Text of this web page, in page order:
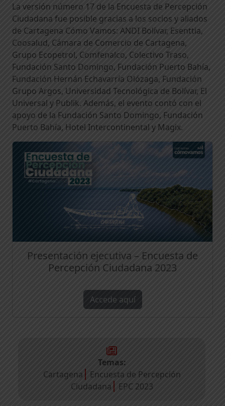
La versión número 17 de la Encuesta de Percepción
Ciudadana fue posible gracias a los socios y aliados
de Cartagena Cómo Vamos: ANDI Bolívar, Esenttia,
Coosalud, Cámara de Comercio de Cartagena,
Grupo Ecopetrol, Comfenalco, Colectivo Traso,
Fundación Santo Domingo, Fundación Puerto Bahía,
Fundación Hernán Echavarría Olózaga, Fundación
Grupo Argos, Universidad Tecnológica de Bolívar, El
Universal y Publik. Además, el evento contó con el
apoyo de la Fundación Santo Domingo, Fundación
Puerto Bahía, Hotel Intercontinental y Magix.
Presentación ejecutiva – Encuesta de
Percepción Ciudadana 2023
Accede aquí
Temas:
Cartagena
Encuesta de Percepción
Ciudadana
EPC 2023